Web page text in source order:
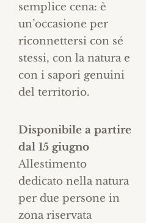
semplice cena: è
un’occasione per
riconnettersi con sé
stessi, con la natura e
con i sapori genuini
del territorio.
Disponibile a partire
dal 15 giugno
Allestimento
dedicato nella natura
per due persone in
zona riservata